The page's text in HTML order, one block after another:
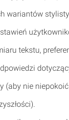
wariantów
tekstu,
(aby nie